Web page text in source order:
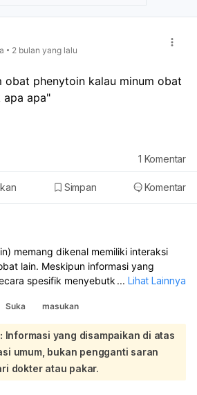
2 bulan yang lalu
obat phenytoin kalau minum obat
apa"
Simpan Komentar
1 Komentar
memang dikenal memiliki interaksi
lain. Meskipun informasi yang
spesifik menyebutkan interaksi
selalu berhati-hati saat
dari satu jenis obat:
keamanan dan menghindari potensi
tidak diinginkan, sebaiknya Anda
dengan dokter yang meresepkan
Mereka dapat mengevaluasi
... Lihat Lainnya
Suka masukan
Informasi yang disampaikan di atas
umum, bukan pengganti saran
dokter atau pakar.